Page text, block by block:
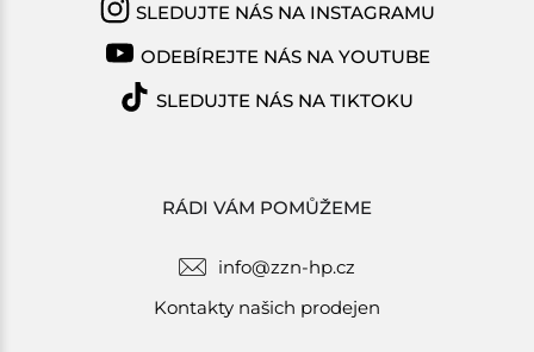
RÁDI VÁM POMŮŽEME
info@zzn-hp.cz
Kontakty našich prodejen
SLEDUJTE NÁS NA INSTAGRAMU
ODEBÍREJTE NÁS NA YOUTUBE
SLEDUJTE NÁS NA TIKTOKU